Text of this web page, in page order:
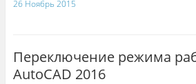
26 Ноябрь 2015
Переключение режима
AutoCAD 2016